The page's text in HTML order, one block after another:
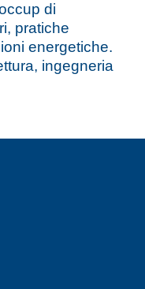
di
pratiche
energetiche.
ingegneria